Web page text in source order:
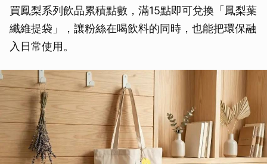
買鳳梨系列飲品累積點數，滿15點即可兌換「鳳梨葉
纖維提袋」，讓粉絲在喝飲料的同時，也能把環保融
入日常使用。